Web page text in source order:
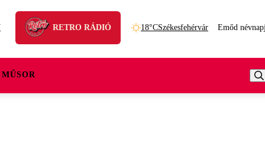
RETRO RÁDIÓ 18°CSzékesfehérvár Emőd